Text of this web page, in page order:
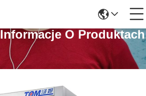
O Produktach